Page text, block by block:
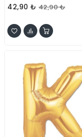
42,90 ₺ 42,90 ₺